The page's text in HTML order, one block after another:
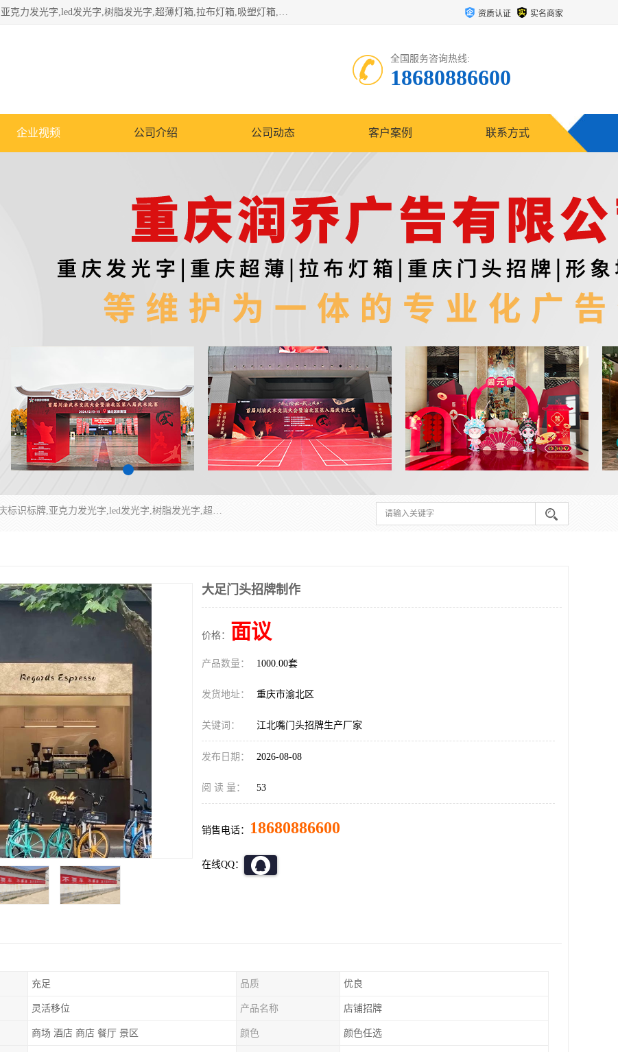
重庆润乔广告有限公司是一家集重庆广告制作,重庆标识标牌,亚克力发光字,led发光字,树脂发光字,超薄灯箱,拉布灯箱,吸塑灯箱,门头招牌,企业形象墙,写真喷绘,x展架,拉网展架,广告展架,条幅,锦旗设计,制作,施工,维护为一体的专业化广告公司. 资质认证 实名商家
全国服务咨询热线:
18680886600
企业视频 公司介绍 公司动态 客户案例 联系方式
重庆润乔广告有限公司是一家集重庆广告制作,重庆标识标牌,亚克力发光字,led发光字,树脂发光字,超薄灯箱,拉布灯箱,吸塑灯箱,门头招牌,企业形象墙,写真喷绘,x展架,拉网展架,广告展架,条幅,锦旗设计,制作,施工,维护为一体的专业化广告公司.
大足门头招牌制作
价格： 面议
产品数量： 1000.00套
发货地址： 重庆市渝北区
关键词： 江北嘴门头招牌生产厂家
发布日期： 2026-08-08
阅 读 量： 53
销售电话： 18680886600
在线QQ：
充足 品质 优良
灵活移位 产品名称 店铺招牌
商场 酒店 商店 餐厅 景区 颜色 颜色任选